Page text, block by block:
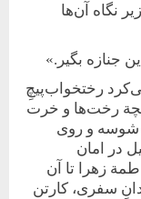
نگاه آن‌ها
جنازه بگیر.»
رختخواب‌‌‌‌پیچِ
رخت‌ها و خرت
شوسه و روی
در امان
زهرا تا آن
سفری، کارتن